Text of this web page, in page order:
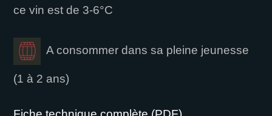
ce vin est de 3-6°C
A consommer dans sa pleine jeunesse
(1 à 2 ans)